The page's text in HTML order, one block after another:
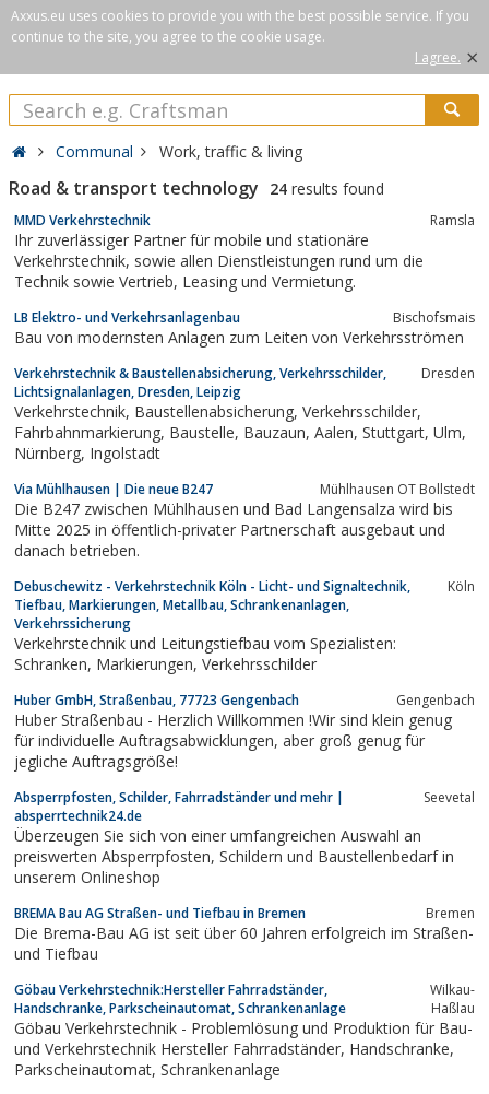
Axxus.eu uses cookies to provide you with the best possible service. If you
continue to the site, you agree to the cookie usage.
I agree. ×
Communal Work, traffic & living
Road & transport technology 24 results found
MMD Verkehrstechnik Ramsla
Ihr zuverlässiger Partner für mobile und stationäre
Verkehrstechnik, sowie allen Dienstleistungen rund um die
Technik sowie Vertrieb, Leasing und Vermietung.
LB Elektro- und Verkehrsanlagenbau Bischofsmais
Bau von modernsten Anlagen zum Leiten von Verkehrsströmen
Verkehrstechnik & Baustellenabsicherung, Verkehrsschilder,
Lichtsignalanlagen, Dresden, Leipzig
Dresden
Verkehrstechnik, Baustellenabsicherung, Verkehrsschilder,
Fahrbahnmarkierung, Baustelle, Bauzaun, Aalen, Stuttgart, Ulm,
Nürnberg, Ingolstadt
Via Mühlhausen | Die neue B247 Mühlhausen OT Bollstedt
Die B247 zwischen Mühlhausen und Bad Langensalza wird bis
Mitte 2025 in öffentlich-privater Partnerschaft ausgebaut und
danach betrieben.
Debuschewitz - Verkehrstechnik Köln - Licht- und Signaltechnik,
Tiefbau, Markierungen, Metallbau, Schrankenanlagen,
Verkehrssicherung
Köln
Verkehrstechnik und Leitungstiefbau vom Spezialisten:
Schranken, Markierungen, Verkehrsschilder
Huber GmbH, Straßenbau, 77723 Gengenbach Gengenbach
Huber Straßenbau - Herzlich Willkommen !Wir sind klein genug
für individuelle Auftragsabwicklungen, aber groß genug für
jegliche Auftragsgröße!
Absperrpfosten, Schilder, Fahrradständer und mehr |
absperrtechnik24.de
Seevetal
Überzeugen Sie sich von einer umfangreichen Auswahl an
preiswerten Absperrpfosten, Schildern und Baustellenbedarf in
unserem Onlineshop
BREMA Bau AG Straßen- und Tiefbau in Bremen Bremen
Die Brema-Bau AG ist seit über 60 Jahren erfolgreich im Straßen-
und Tiefbau
Göbau Verkehrstechnik:Hersteller Fahrradständer,
Handschranke, Parkscheinautomat, Schrankenanlage
Wilkau-
Haßlau
Göbau Verkehrstechnik - Problemlösung und Produktion für Bau-
und Verkehrstechnik Hersteller Fahrradständer, Handschranke,
Parkscheinautomat, Schrankenanlage